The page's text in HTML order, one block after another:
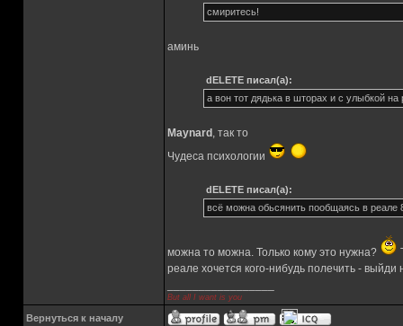
смиритесь!
аминь
dELETE писал(а):
а вон тот дядька в шторах и с улыбкой
Maynard , так то
Чудеса психологии
dELETE писал(а):
всё можна обьсянить пообщаясь в реале
можна то можна. Только кому это нужна?
реале хочется кого-нибудь полечить -
But all I want is you
Вернуться к началу